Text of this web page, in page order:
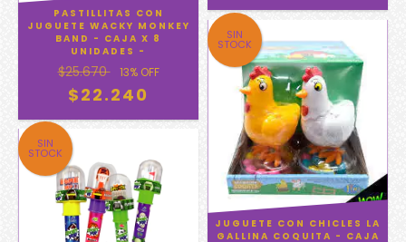
PASTILLITAS CON
JUGUETE WACKY MONKEY
BAND - CAJA X 8
UNIDADES -
$25.670 13% OFF
$22.240
SIN
STOCK
SIN
STOCK
JUGUETE CON CHICLES LA
GALLINA COQUITA - CAJA